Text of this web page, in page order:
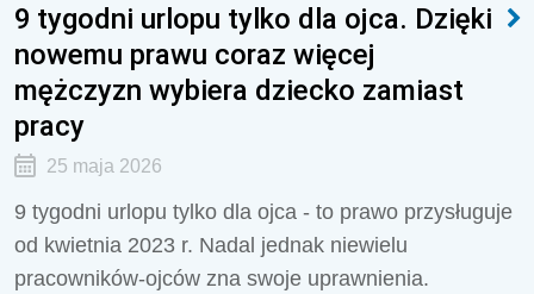
9 tygodni urlopu tylko dla ojca. Dzięki
nowemu prawu coraz więcej
mężczyzn wybiera dziecko zamiast
pracy
25 maja 2026
9 tygodni urlopu tylko dla ojca - to prawo przysługuje
od kwietnia 2023 r. Nadal jednak niewielu
pracowników-ojców zna swoje uprawnienia.